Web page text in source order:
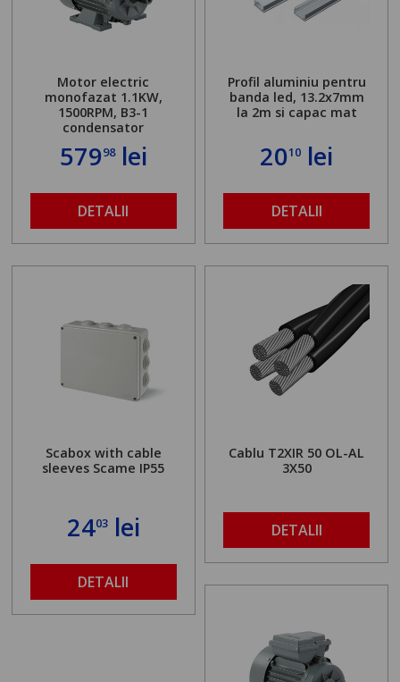
Motor electric
monofazat 1.1KW,
1500RPM, B3-1
condensator
57998lei
DETALII
Profil aluminiu pentru
banda led, 13.2x7mm
la 2m si capac mat
2010 lei
DETALII
Scabox with cable
sleeves Scame IP55
2403lei
DETALII
Cablu T2XIR 50 OL-AL
3X50
DETALII